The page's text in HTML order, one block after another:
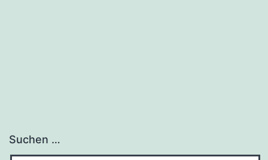
Suchen …